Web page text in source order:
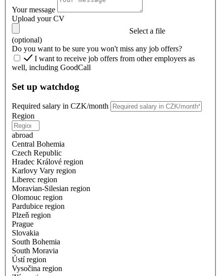
Your message
Upload your CV
Select a file
(optional)
Do you want to be sure you won't miss any job offers?
I want to receive job offers from other employers as
well, including GoodCall
Set up watchdog
Required salary in CZK/month
Region
abroad
Central Bohemia
Czech Republic
Hradec Králové region
Karlovy Vary region
Liberec region
Moravian-Silesian region
Olomouc region
Pardubice region
Plzeň region
Prague
Slovakia
South Bohemia
South Moravia
Ústí region
Vysočina region